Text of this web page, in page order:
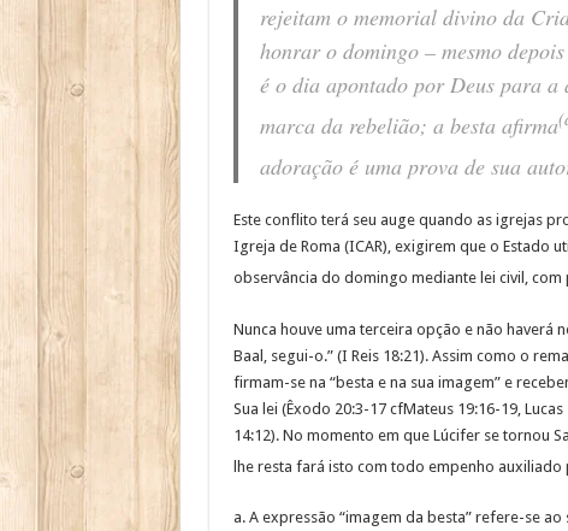
rejeitam o memorial divino da
honrar o domingo – mesmo
é o dia apontado por Deus para a
marca da rebelião; a besta afirma
adoração é uma prova de sua
Este conflito terá seu auge quando as igrejas
Igreja de Roma (ICAR), exigirem que o Estado
observância do domingo mediante lei civil,
Nunca houve uma terceira opção e não haverá
Baal, segui-o.” (I Reis 18:21). Assim como o
firmam-se na “besta e na sua imagem” e
Sua lei (Êxodo 20:3-17 cfMateus 19:16-19,
14:12). No momento em que Lúcifer se tornou
lhe resta fará isto com todo empenho auxiliado
a. A expressão “imagem da besta” refere-se